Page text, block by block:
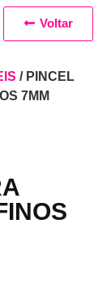
/ PINCEL
7MM
Voltar